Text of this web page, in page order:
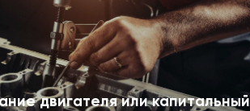
двигателя или капитальный